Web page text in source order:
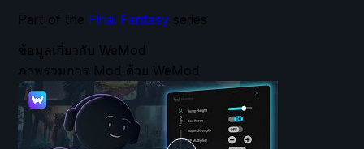
ข้อมูลเกี่ยวกับ WeMod
ภาพรวมการ Mod ด้วย WeMod
Part of the Final Fantasy series